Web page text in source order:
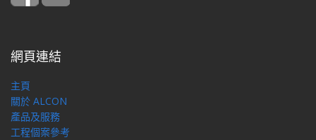
網頁連結
主頁
關於 ALCON
產品及服務
工程個案參考